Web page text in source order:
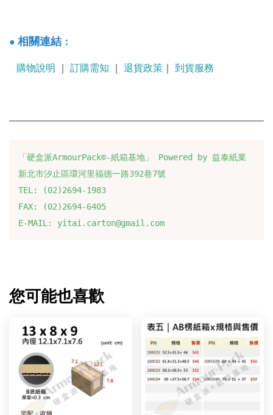
● 相關連結 ：
購物說明 訂購需知 退貨政策 到貨服務
「硬盒派ArmourPack©-紙箱基地」 Powered by 益泰紙業
新北市汐止區環河里福德一路392巷7號
TEL: (02)2694-1983
FAX: (02)2694-6405
E-MAIL: yitai.carton@gmail.com
您可能也喜歡